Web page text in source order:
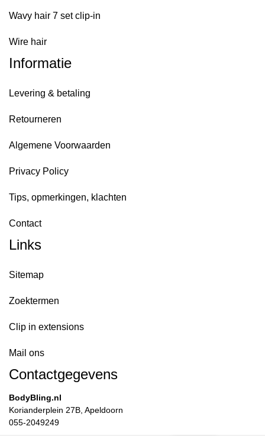
Wavy hair 7 set clip-in
Wire hair
Informatie
Levering & betaling
Retourneren
Algemene Voorwaarden
Privacy Policy
Tips, opmerkingen, klachten
Contact
Links
Sitemap
Zoektermen
Clip in extensions
Mail ons
Contactgegevens
BodyBling.nl
Korianderplein 27B, Apeldoorn
055-2049249